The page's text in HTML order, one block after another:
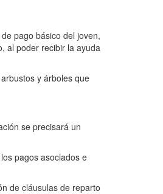
pago básico del joven,
al poder recibir la ayuda
y árboles que
se precisará un
pagos asociados e
de cláusulas de reparto